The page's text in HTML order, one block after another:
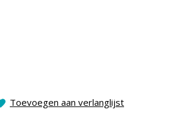
Toevoegen aan verlanglijst